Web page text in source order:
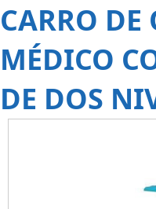
CARRO
MÉDICO
DE DOS